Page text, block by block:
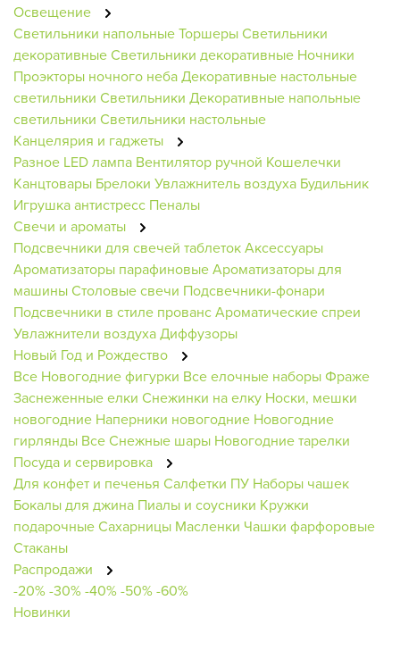
Освещение
Светильники напольныеТоршерыСветильники
декоративныеСветильники декоративные Ночники
Проэкторы ночного небаДекоративные настольные
светильники Светильники Декоративные напольные
светильники Светильники настольные
Канцелярия и гаджеты
Разное LED лампа Вентилятор ручной Кошелечки
Канцтовары Брелоки Увлажнитель воздуха Будильник
Игрушка антистресс Пеналы
Свечи и ароматы
Подсвечники для свечей таблетокАксессуары
Ароматизаторы парафиновыеАроматизаторы для
машиныСтоловые свечи Подсвечники-фонари
Подсвечники в стиле провансАроматические спреи
Увлажнители воздухаДиффузоры
Новый Год и Рождество
Все Новогодние фигурки Все елочные наборыФраже
Заснеженные елки Снежинки на елку Носки, мешки
новогодние Наперники новогодние Новогодние
гирлянды Все Снежные шары Новогодние тарелки
Посуда и сервировка
Для конфет и печенья Салфетки ПУ Наборы чашек
Бокалы для джина Пиалы и соусники Кружки
подарочныеСахарницы Масленки Чашки фарфоровые
Стаканы
Распродажи
-20%-30%-40%-50%-60%
Новинки